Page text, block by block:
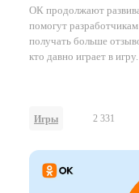
ОК продолжают
помогут
получать больше
кто давно играет в игру.
Игры 2 331